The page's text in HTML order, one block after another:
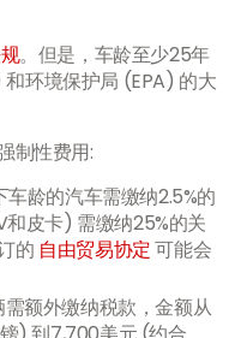
。但是，车龄至少25年
环境保护局 (EPA) 的大
制性费用:
龄的汽车需缴纳2.5%的
皮卡) 需缴纳25%的关
的 自由贸易协定可能会
额外缴纳税款，金额从